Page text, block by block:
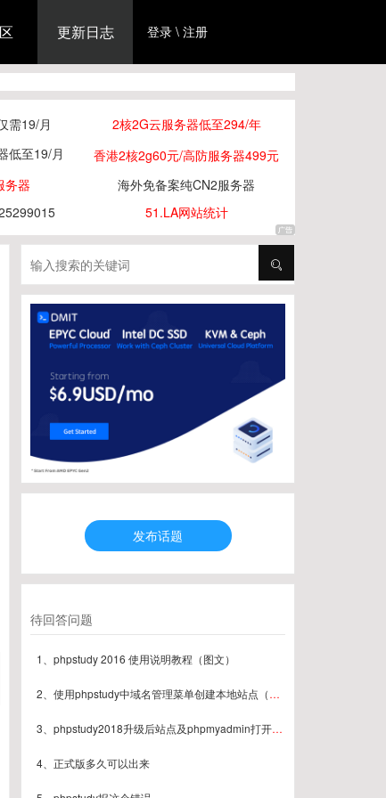
更新日志 登录 \ 注册
需19/月
2核2G云服务器低至294/年
低至19/月
香港2核2g60元/高防服务器499元
务器
海外免备案纯CN2服务器
51.LA网站统计
发布话题
待回答问题
1、phpstudy 2016 使用说明教程（图文）
2、使用phpstudy中域名管理菜单创建本地站点（图文）
3、phpstudy2018升级后站点及phpmyadmin打开404解决方案
4、正式版多久可以出来